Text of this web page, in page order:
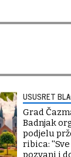
USUSRET
Grad
Badnjak
podjelu
ribica:
pozvani i